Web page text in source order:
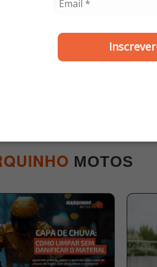
GP TECH
Viseira Gp Tech
MOTOS